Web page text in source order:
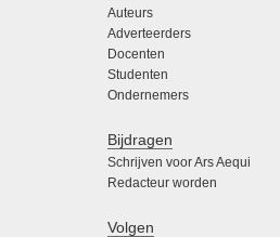
Auteurs
Adverteerders
Docenten
Studenten
Ondernemers
Bijdragen
Schrijven voor Ars Aequi
Redacteur worden
Volgen